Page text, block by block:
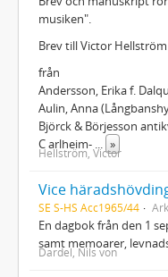
musiken".
Brev till Victor Hellström
från
Andersson, Erika f.
Aulin, Anna
Björck & Börjesson
C arlheim-
»
Hellström, Victor
SE S-HS Acc1965/44
En dagbok från den 1
samt memoarer,
Dardel, Nils von